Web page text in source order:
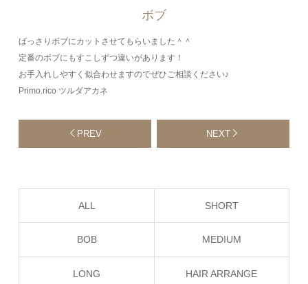
ボブ
ばっさりボブにカットさせてもらいました＾＾
定番のボブにもすこしずつ違いがあります！
お手入れしやすく似合わせますのでぜひご相談ください♪
Primo.rico ツルダアカネ
PREV NEXT
ALL SHORT
BOB MEDIUM
LONG HAIR ARRANGE